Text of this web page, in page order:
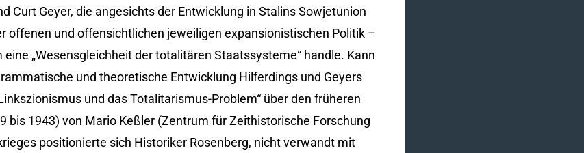
Curt Geyer, die angesichts der Entwicklung in Stalins Sowjetunion
offenen und offensichtlichen jeweiligen expansionistischen Politik –
„Wesensgleichheit der totalitären Staatssysteme“ handle. Kann
und theoretische Entwicklung Hilferdings und Geyers
und das Totalitarismus-Problem“ über den früheren
bis 1943) von Mario Keßler (Zentrum für Zeithistorische Forschung
positionierte sich Historiker Rosenberg, nicht verwandt mit